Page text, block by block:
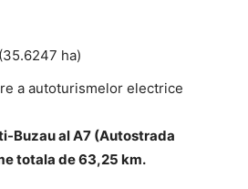
ha)
a autoturismelor electrice
Buzau al A7 (Autostrada
totala de 63,25 km.